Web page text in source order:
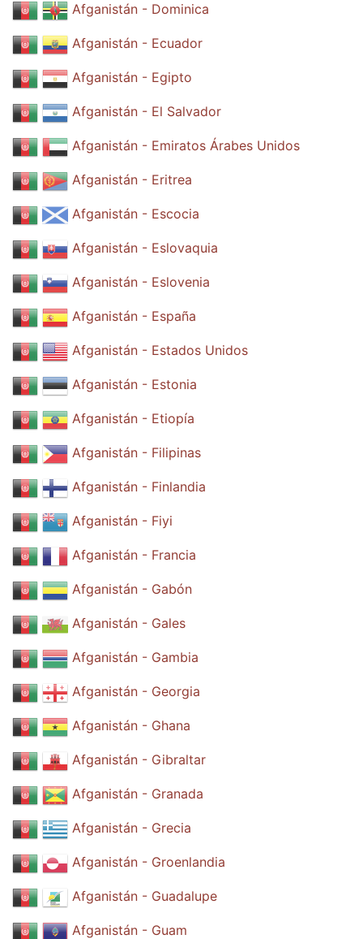
Afganistán - Dominica
Afganistán - Ecuador
Afganistán - Egipto
Afganistán - El Salvador
Afganistán - Emiratos Árabes Unidos
Afganistán - Eritrea
Afganistán - Escocia
Afganistán - Eslovaquia
Afganistán - Eslovenia
Afganistán - España
Afganistán - Estados Unidos
Afganistán - Estonia
Afganistán - Etiopía
Afganistán - Filipinas
Afganistán - Finlandia
Afganistán - Fiyi
Afganistán - Francia
Afganistán - Gabón
Afganistán - Gales
Afganistán - Gambia
Afganistán - Georgia
Afganistán - Ghana
Afganistán - Gibraltar
Afganistán - Granada
Afganistán - Grecia
Afganistán - Groenlandia
Afganistán - Guadalupe
Afganistán - Guam